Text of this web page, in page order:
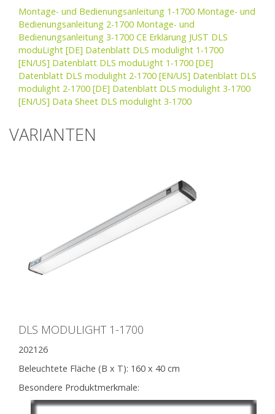
Montage- und Bedienungsanleitung 1-1700 Montage- und
Bedienungsanleitung 2-1700 Montage- und
Bedienungsanleitung 3-1700 CE Erklärung JUST DLS
moduLight [DE] Datenblatt DLS modulight 1-1700
[EN/US] Datenblatt DLS moduLight 1-1700 [DE]
Datenblatt DLS modulight 2-1700 [EN/US] Datenblatt DLS
modulight 2-1700 [DE] Datenblatt DLS modulight 3-1700
[EN/US] Data Sheet DLS modulight 3-1700
VARIANTEN
DLS MODULIGHT 1-1700
202126
Beleuchtete Fläche (B x T): 160 x 40 cm
Besondere Produktmerkmale: